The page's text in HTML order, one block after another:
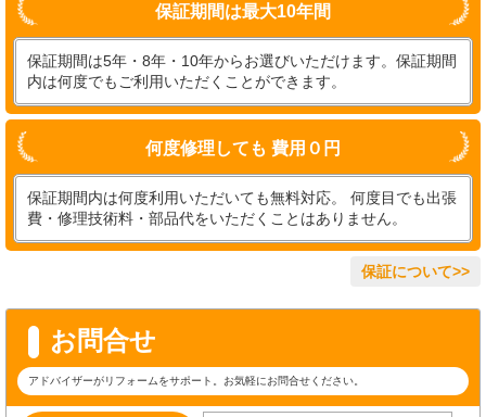
保証期間は最大10年間
保証期間は5年・8年・10年からお選びいただけます。保証期間
内は何度でもご利用いただくことができます。
何度修理しても 費用０円
保証期間内は何度利用いただいても無料対応。 何度目でも出張
費・修理技術料・部品代をいただくことはありません。
保証について>>
お問合せ
アドバイザーがリフォームをサポート。お気軽にお問合せください。